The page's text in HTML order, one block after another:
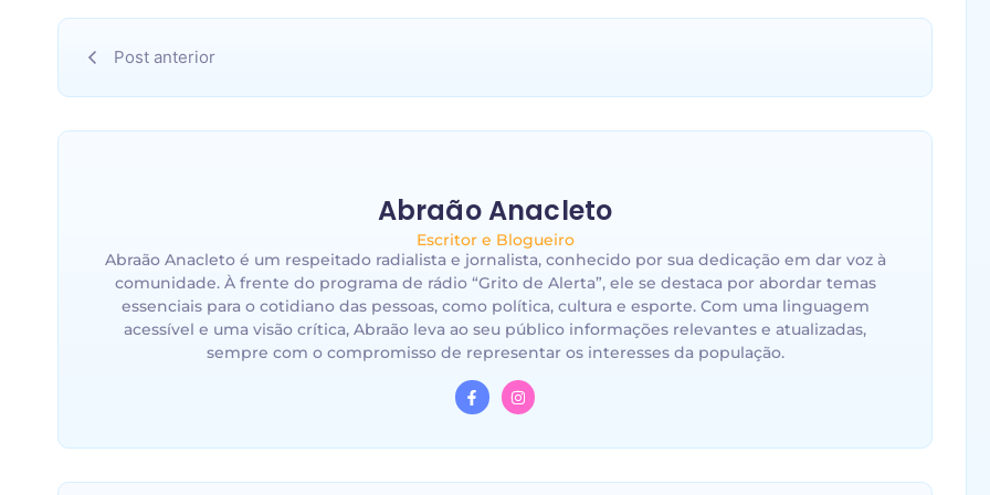
Post anterior
Abraão Anacleto
Escritor e Blogueiro
Abraão Anacleto é um respeitado radialista e jornalista, conhecido por sua dedicação em dar voz à
comunidade. À frente do programa de rádio “Grito de Alerta”, ele se destaca por abordar temas
essenciais para o cotidiano das pessoas, como política, cultura e esporte. Com uma linguagem
acessível e uma visão crítica, Abraão leva ao seu público informações relevantes e atualizadas,
sempre com o compromisso de representar os interesses da população.